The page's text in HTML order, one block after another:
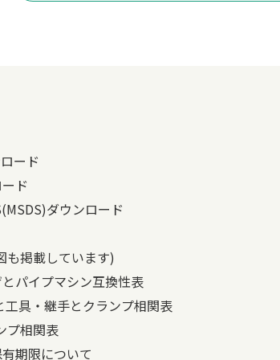
ード
ド
ダウンロード
も掲載しています)
パイプマシン互換性表
工具・継手とクランプ相関表
プ相関表
期限について